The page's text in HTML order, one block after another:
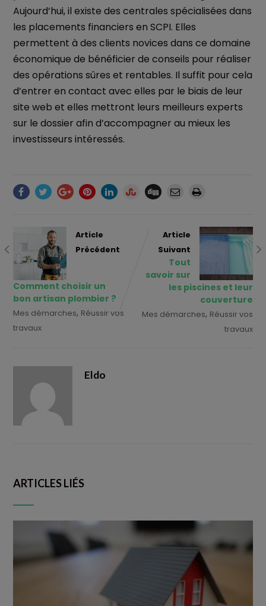
Aujourd’hui, il existe des centrales spécialisées dans
les placements financiers en SCPI. Elles
permettent à des clients novices dans ce domaine
économique de bénéficier de conseils pour réaliser
des opérations sûres et rentables. Il suffit pour cela
d’entrer en contact avec elles par le biais de leur
site web et elles mettront leurs meilleurs experts
sur le dossier afin d’accompagner au mieux les
investisseurs intéressés.
Article
Précédent
Comment choisir un
bon artisan plombier ?
Mes démarches, Réussir vos
travaux
Article
Suivant
Tout
savoir sur
les piscines et leur
couverture
Mes démarches, Réussir vos
travaux
Eldo
ARTICLES LIÉS